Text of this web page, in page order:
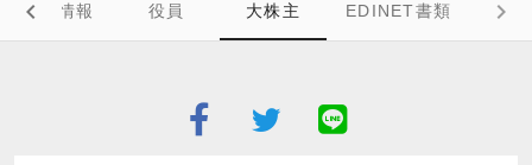
企業情報 役員 大株主 EDINET書類